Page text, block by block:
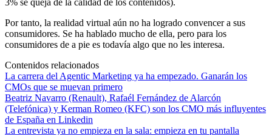
Por tanto, la realidad virtual aún no ha logrado convencer a sus
consumidores. Se ha hablado mucho de ella, pero para los
consumidores de a pie es todavía algo que no les interesa.
Contenidos relacionados
La carrera del Agentic Marketing ya ha empezado. Ganarán los
CMOs que se muevan primero
Beatriz Navarro (Renault), Rafaél Fernández de Alarcón
(Telefónica) y Kerman Romeo (KFC) son los CMO más influyentes
de España en Linkedin
La entrevista ya no empieza en la sala: empieza en tu pantalla